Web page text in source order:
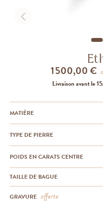
1 500,00 €
Livraison avant le
MATIÈRE
TYPE DE PIERRE
POIDS EN CARATS CENTRE
TAILLE DE BAGUE
GRAVURE offerte